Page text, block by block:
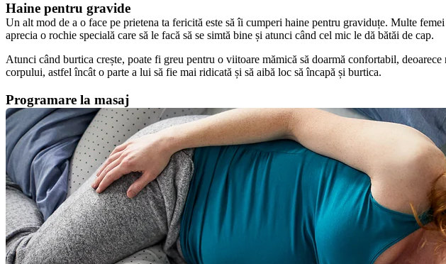
Haine pentru gravide
Un alt mod de a o face pe prietena ta fericită este să îi cumperi haine pentru graviduțe. Multe
aprecia o rochie specială care să le facă să se simtă bine și atunci când cel mic le dă bătăi de cap.
Atunci când burtica crește, poate fi greu pentru o viitoare mămică să doarmă confortabil,
corpului, astfel încât o parte a lui să fie mai ridicată și să aibă loc să încapă și burtica.
Programare la masaj